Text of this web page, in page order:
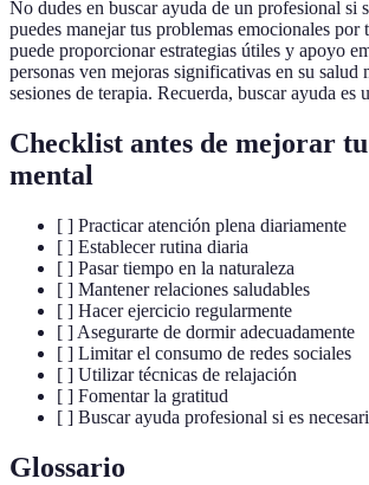
No dudes en buscar ayuda de un profesional si
puedes manejar tus problemas emocionales por
puede proporcionar estrategias útiles y apoyo
personas ven mejoras significativas en su salud
sesiones de terapia. Recuerda, buscar ayuda es
Checklist antes de mejorar
mental
[ ] Practicar atención plena diariamente
[ ] Establecer rutina diaria
[ ] Pasar tiempo en la naturaleza
[ ] Mantener relaciones saludables
[ ] Hacer ejercicio regularmente
[ ] Asegurarte de dormir adecuadamente
[ ] Limitar el consumo de redes sociales
[ ] Utilizar técnicas de relajación
[ ] Fomentar la gratitud
[ ] Buscar ayuda profesional si es
Glossario